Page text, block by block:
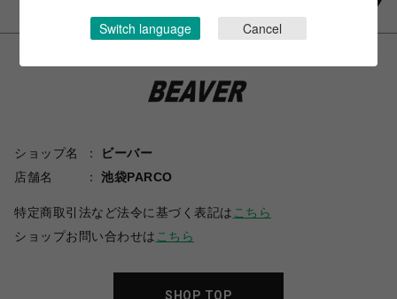
ショップ名
ビーバー
店舗名
池袋PARCO
特定商取引法など法令に基づく表記は こちら
ショップお問い合わせは こちら
SHOP TOP
Switch language Cancel